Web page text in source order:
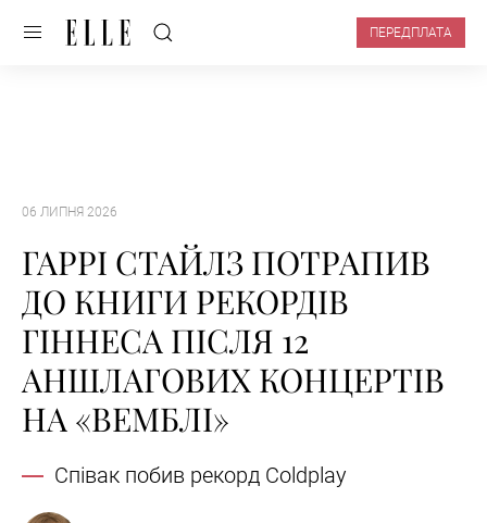
ПЕРЕДПЛАТА
06 ЛИПНЯ 2026
ГАРРІ СТАЙЛЗ ПОТРАПИВ
ДО КНИГИ РЕКОРДІВ
ГІННЕСА ПІСЛЯ 12
АНШЛАГОВИХ КОНЦЕРТІВ
НА «ВЕМБЛІ»
Співак побив рекорд Coldplay